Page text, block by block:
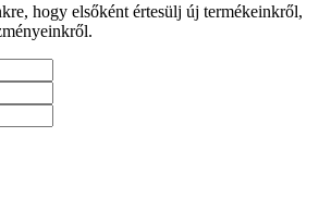
hogy elsőként értesülj új termékeinkről,